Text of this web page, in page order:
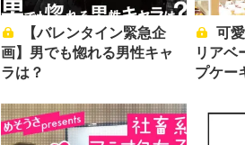
画】男でも惚れる男性キャ
ラは？
可愛すぎ♡ 人気店マグノ
リアベ
プケー